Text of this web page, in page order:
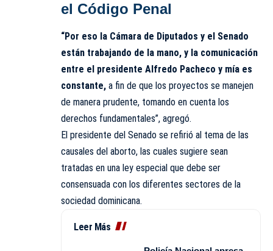
el Código Penal
“Por eso la Cámara de Diputados y el Senado
están trabajando de la mano, y la comunicación
entre el presidente Alfredo Pacheco y mía es
constante, a fin de que los proyectos se manejen
de manera prudente, tomando en cuenta los
derechos fundamentales”, agregó.
El presidente del Senado se refirió al tema de las
causales del aborto, las cuales sugiere sean
tratadas en una ley especial que debe ser
consensuada con los diferentes sectores de la
sociedad dominicana.
Leer Más